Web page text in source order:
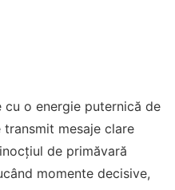
o energie puternică de
transmit mesaje clare
de primăvară
momente decisive,